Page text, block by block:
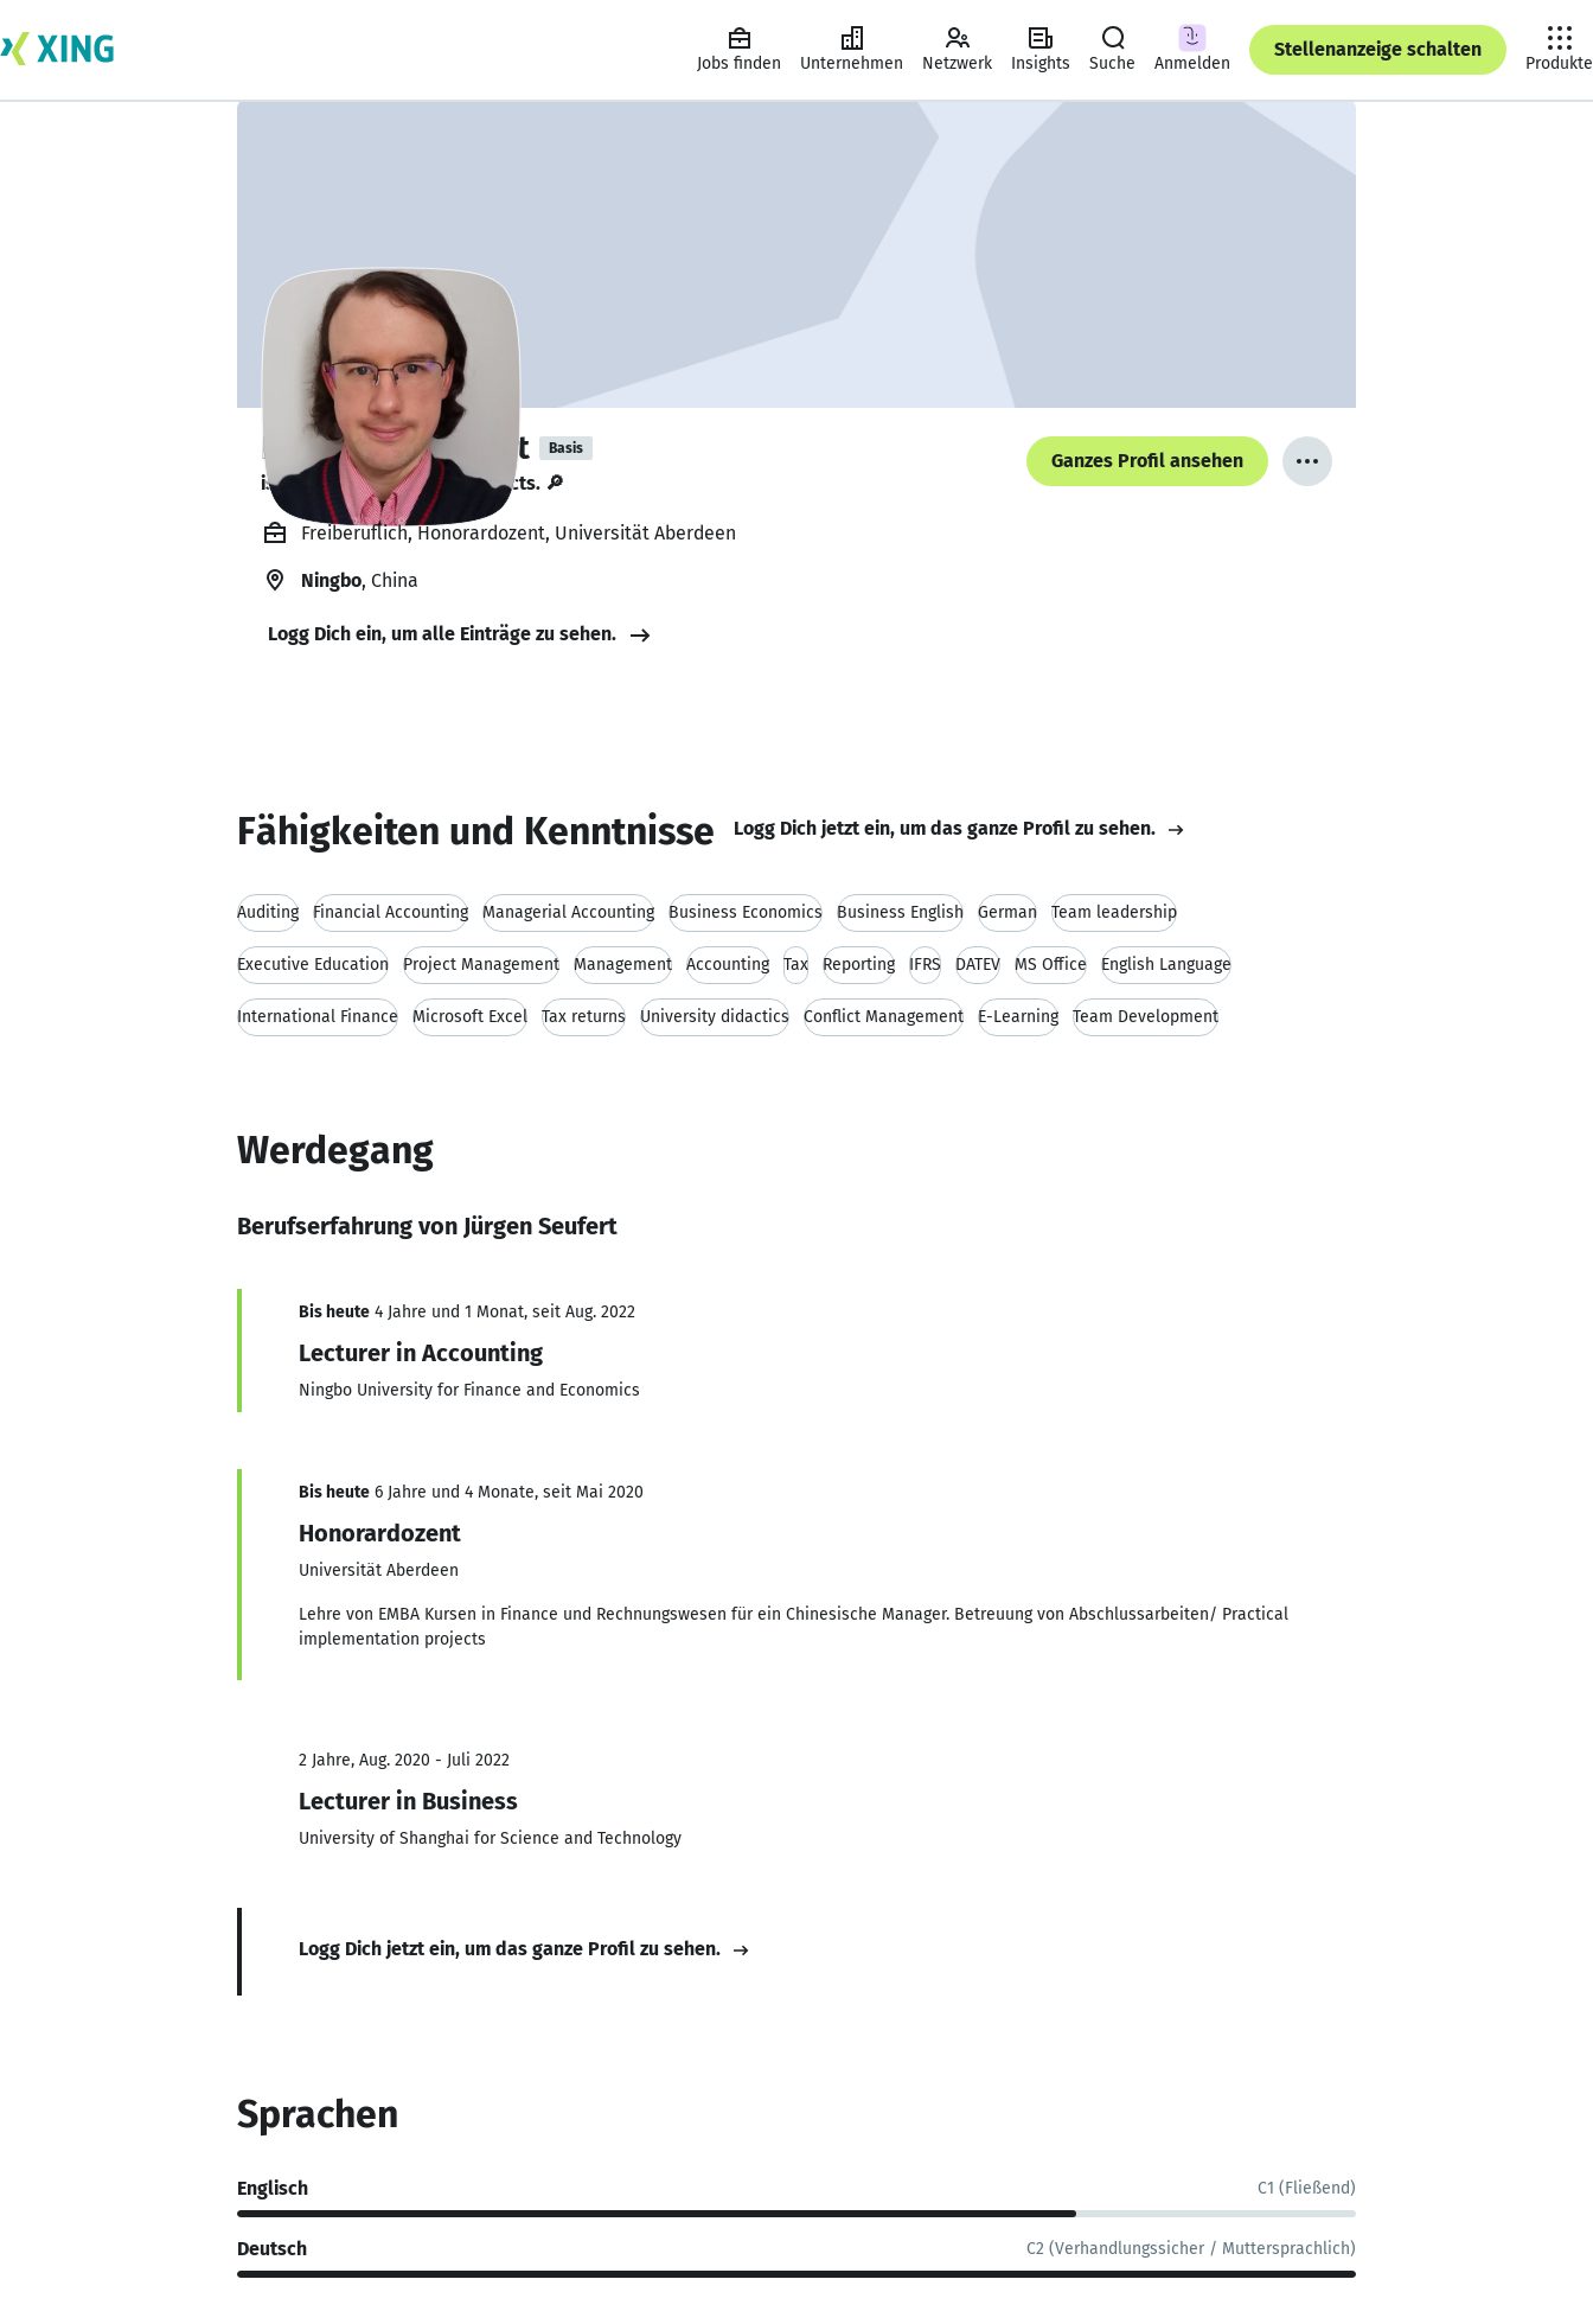
Jobs finden Unternehmen Netzwerk Insights Suche Anmelden
Stellenanzeige schalten
Produkte
Dr. Jürgen Seufert Basis
is looking for freelance projects. 🔎
Ganzes Profil ansehen
Freiberuflich, Honorardozent, Universität Aberdeen
Ningbo, China
Logg Dich ein, um alle Einträge zu sehen.
Fähigkeiten und Kenntnisse Logg Dich jetzt ein, um das ganze Profil zu sehen.
Auditing Financial Accounting Managerial Accounting Business Economics Business English German Team leadership
Executive Education Project Management Management Accounting Tax Reporting IFRS DATEV MS Office English Language
International Finance Microsoft Excel Tax returns University didactics Conflict Management E-Learning Team Development
Werdegang
Berufserfahrung von Jürgen Seufert
Bis heute 4 Jahre und 1 Monat, seit Aug. 2022
Lecturer in Accounting
Ningbo University for Finance and Economics
Bis heute 6 Jahre und 4 Monate, seit Mai 2020
Honorardozent
Universität Aberdeen
Lehre von EMBA Kursen in Finance und Rechnungswesen für ein Chinesische Manager. Betreuung von Abschlussarbeiten/ Practical
implementation projects
2 Jahre, Aug. 2020 - Juli 2022
Lecturer in Business
University of Shanghai for Science and Technology
Logg Dich jetzt ein, um das ganze Profil zu sehen.
Sprachen
Englisch C1 (Fließend)
Deutsch C2 (Verhandlungssicher / Muttersprachlich)